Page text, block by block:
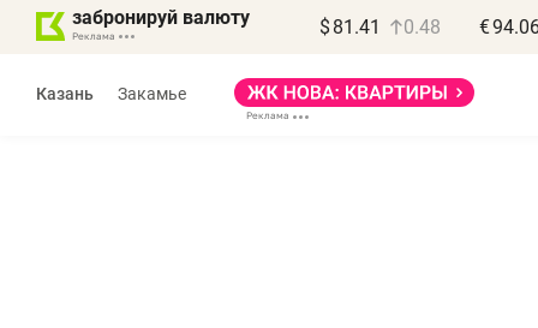
забронируй валюту $ 81.41 0.48 €
Казань Закамье